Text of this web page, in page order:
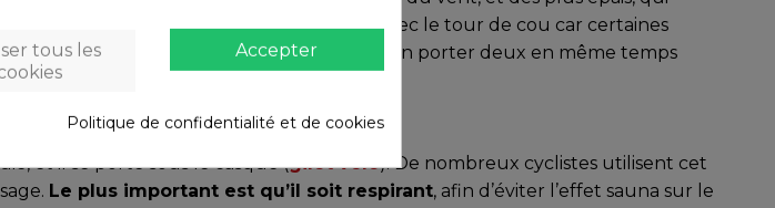
ta tolérance au froid et de ton ressenti avec le tour de cou car certaines
un type ou un autre. Tu peux même en porter deux en même temps
et il se porte sous le casque(gilet vélo).De nombreux cyclistes utilisent cet
Le plus important est qu’il soit respirant, afin d’éviter l’effet sauna sur le
Accepter
tous les
Politique de confidentialité et de cookies